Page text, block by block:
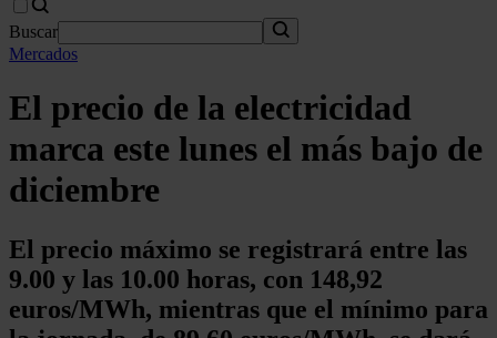
Buscar
Mercados
El precio de la electricidad
marca este lunes el más bajo de
diciembre
El precio máximo se registrará entre las
9.00 y las 10.00 horas, con 148,92
euros/MWh, mientras que el mínimo para